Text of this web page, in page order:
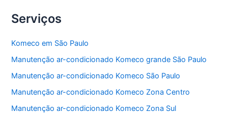
c
e
b
o
o
k
itt
er s
A
p
p
Serviços
Komeco em São Paulo
Manutenção ar-condicionado Komeco grande São Paulo
Manutenção ar-condicionado Komeco São Paulo
Manutenção ar-condicionado Komeco Zona Centro
Manutenção ar-condicionado Komeco Zona Sul